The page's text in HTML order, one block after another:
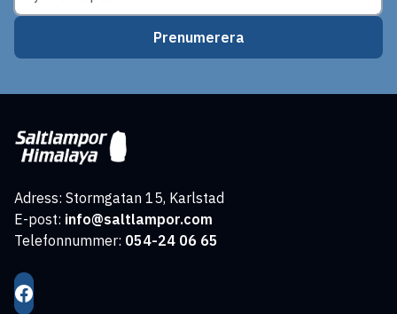
Prenumerera
Adress: Stormgatan 15, Karlstad
E-post: info@saltlampor.com
Telefonnummer: 054-24 06 65